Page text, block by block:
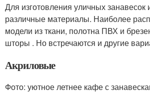
Для изготовления уличных занавесок
различные материалы. Наиболее
модели из ткани, полотна ПВХ и
шторы . Но встречаются и другие
Акриловые
Фото: уютное летнее кафе с